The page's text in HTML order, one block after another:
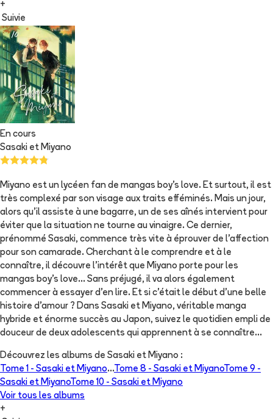
+
Suivie
En cours
Sasaki et Miyano
Miyano est un lycéen fan de mangas boy’s love. Et surtout, il est
très complexé par son visage aux traits efféminés. Mais un jour,
alors qu’il assiste à une bagarre, un de ses aînés intervient pour
éviter que la situation ne tourne au vinaigre. Ce dernier,
prénommé Sasaki, commence très vite à éprouver de l’affection
pour son camarade. Cherchant à le comprendre et à le
connaître, il découvre l’intérêt que Miyano porte pour les
mangas boy’s love... Sans préjugé, il va alors également
commencer à essayer d’en lire. Et si c’était le début d’une belle
histoire d’amour ? Dans Sasaki et Miyano, véritable manga
hybride et énorme succès au Japon, suivez le quotidien empli de
douceur de deux adolescents qui apprennent à se connaître...
Découvrez les albums de Sasaki et Miyano :
Tome 1 - Sasaki et Miyano...Tome 8 - Sasaki et MiyanoTome 9 -
Sasaki et MiyanoTome 10 - Sasaki et Miyano
Voir tous les albums
+